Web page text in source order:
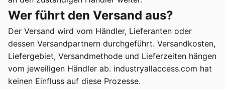
Wer führt den Versand aus?
Der Versand wird vom Händler, Lieferanten oder
dessen Versandpartnern durchgeführt. Versandkosten,
Liefergebiet, Versandmethode und Lieferzeiten hängen
vom jeweiligen Händler ab. industryallaccess.com hat
keinen Einfluss auf diese Prozesse.